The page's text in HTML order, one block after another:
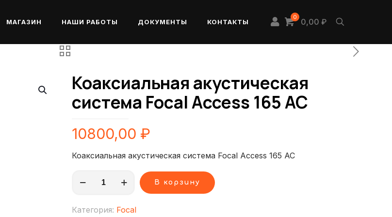
МАГАЗИН НАШИ РАБОТЫ ДОКУМЕНТЫ КОНТАКТЫ
0 0,00 ₽
Коаксиальная акустическая
система Focal Access 165 AC
10800,00 ₽
Коаксиальная акустическая система Focal Access 165 AC
Количество
Коаксиальная
В корзину
Категория: Focal